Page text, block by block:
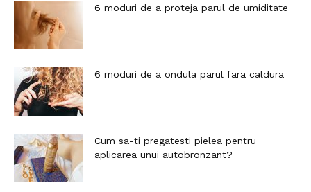
6 moduri de a proteja parul de umiditate
6 moduri de a ondula parul fara caldura
Cum sa-ti pregatesti pielea pentru
aplicarea unui autobronzant?